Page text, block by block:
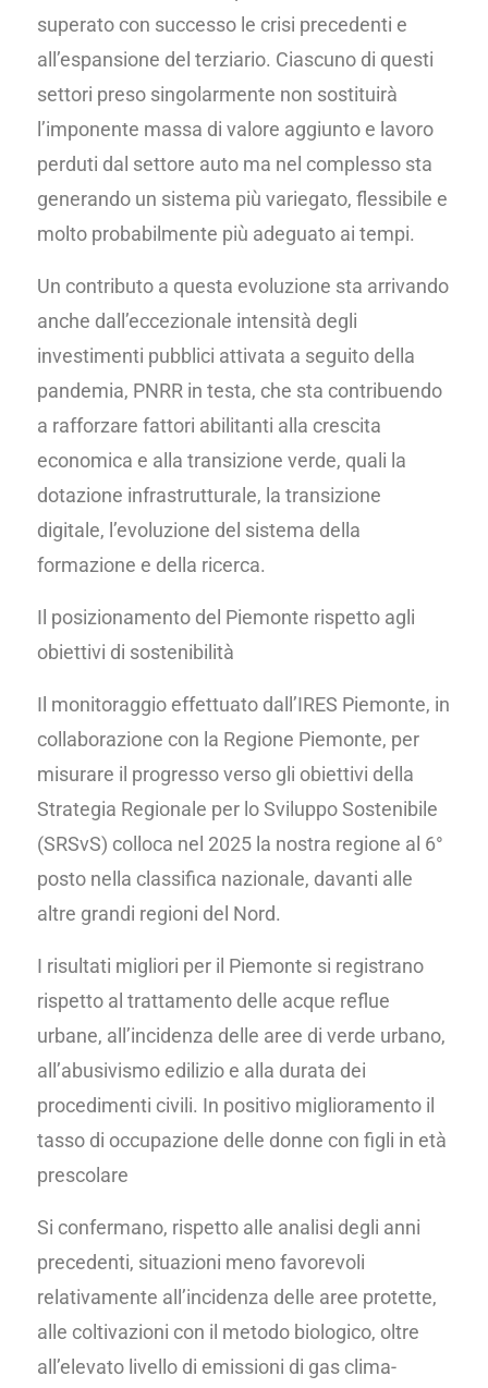
superato con successo le crisi precedenti e
all’espansione del terziario. Ciascuno di questi
settori preso singolarmente non sostituirà
l’imponente massa di valore aggiunto e lavoro
perduti dal settore auto ma nel complesso sta
generando un sistema più variegato, flessibile e
molto probabilmente più adeguato ai tempi.
Un contributo a questa evoluzione sta arrivando
anche dall’eccezionale intensità degli
investimenti pubblici attivata a seguito della
pandemia, PNRR in testa, che sta contribuendo
a rafforzare fattori abilitanti alla crescita
economica e alla transizione verde, quali la
dotazione infrastrutturale, la transizione
digitale, l’evoluzione del sistema della
formazione e della ricerca.
Il posizionamento del Piemonte rispetto agli
obiettivi di sostenibilità
Il monitoraggio effettuato dall’IRES Piemonte, in
collaborazione con la Regione Piemonte, per
misurare il progresso verso gli obiettivi della
Strategia Regionale per lo Sviluppo Sostenibile
(SRSvS) colloca nel 2025 la nostra regione al 6°
posto nella classifica nazionale, davanti alle
altre grandi regioni del Nord.
I risultati migliori per il Piemonte si registrano
rispetto al trattamento delle acque reflue
urbane, all’incidenza delle aree di verde urbano,
all’abusivismo edilizio e alla durata dei
procedimenti civili. In positivo miglioramento il
tasso di occupazione delle donne con figli in età
prescolare
Si confermano, rispetto alle analisi degli anni
precedenti, situazioni meno favorevoli
relativamente all’incidenza delle aree protette,
alle coltivazioni con il metodo biologico, oltre
all’elevato livello di emissioni di gas clima-